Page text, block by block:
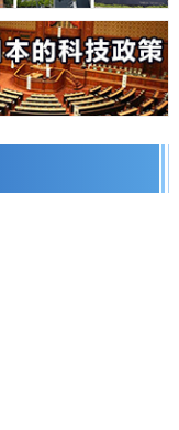
叠加所致
仍有较大差距
数至少减半，重点强
明即便DNA相同反应
性，在转移性尿路上皮
解读第七期基本计划